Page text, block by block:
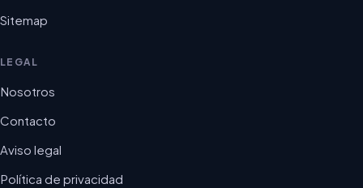
Sitemap
LEGAL
Nosotros
Contacto
Aviso legal
Política de privacidad